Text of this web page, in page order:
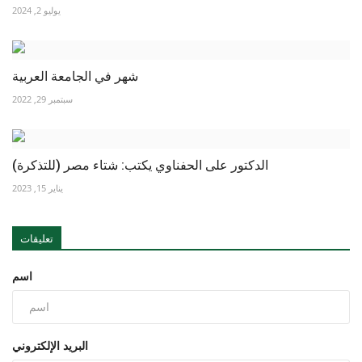
يوليو 2, 2024
شهر في الجامعة العربية
سبتمبر 29, 2022
الدكتور على الحفناوي يكتب: شتاء مصر (للتذكرة)
يناير 15, 2023
تعليقات
اسم
البريد الإلكتروني